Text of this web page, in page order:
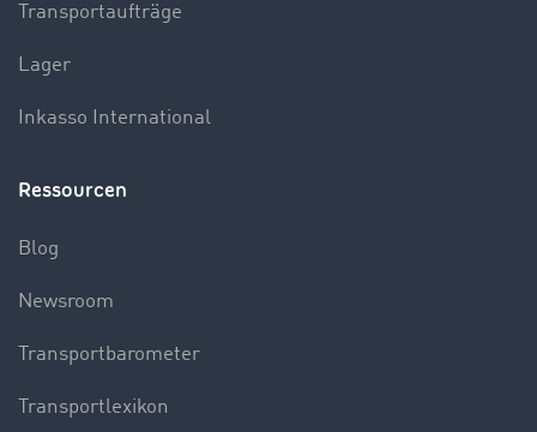
Transportaufträge
Lager
Inkasso International
Ressourcen
Blog
Newsroom
Transportbarometer
Transportlexikon